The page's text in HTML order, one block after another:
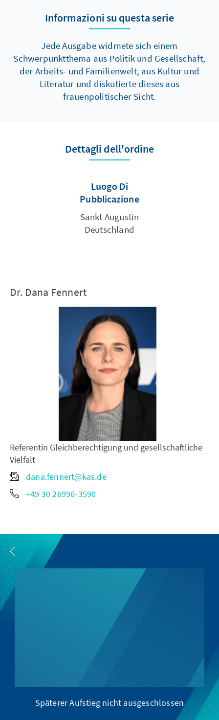
Informazioni su questa serie
Jede Ausgabe widmete sich einem
Schwerpunktthema aus Politik und Gesellschaft,
der Arbeits- und Familienwelt, aus Kultur und
Literatur und diskutierte dieses aus
frauenpolitischer Sicht.
Dettagli dell'ordine
Luogo Di
Pubblicazione
Sankt Augustin
Deutschland
Dr. Dana Fennert
Referentin Gleichberechtigung und gesellschaftliche
Vielfalt
dana.fennert@kas.de
+49 30 26996-3590
Späterer Aufstieg nicht ausgeschlossen